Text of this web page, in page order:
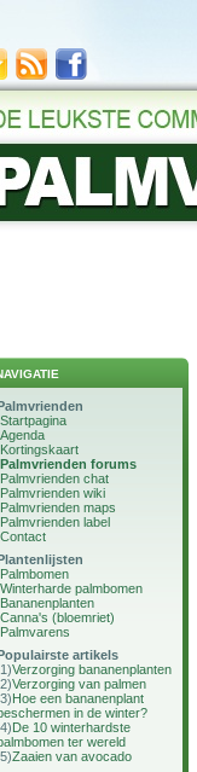
Startpagina
Agenda
Kortingskaart
Palmvrienden forums
Palmvrienden chat
Palmvrienden wiki
Palmvrienden maps
Palmvrienden label
Contact
Palmbomen
Winterharde palmbomen
Bananenplanten
Canna's (bloemriet)
Palmvarens
artikels
1)Verzorging bananenplanten
2)Verzorging van palmen
3)Hoe een bananenplant
in de winter?
4)De 10 winterhardste
ter wereld
5)Zaaien van avocado